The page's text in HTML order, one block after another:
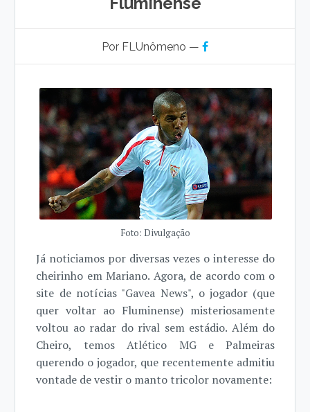
Por FLUnômeno —
Foto: Divulgação
Já noticiamos por diversas vezes o interesse do
cheirinho em Mariano. Agora, de acordo com o
site de notícias "Gavea News", o jogador (que
quer voltar ao Fluminense) misteriosamente
voltou ao radar do rival sem estádio. Além do
Cheiro, temos Atlético MG e Palmeiras
querendo o jogador, que recentemente admitiu
vontade de vestir o manto tricolor novamente: